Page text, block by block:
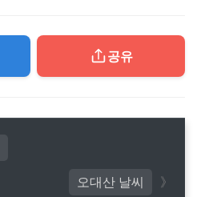
공유
오대산 날씨